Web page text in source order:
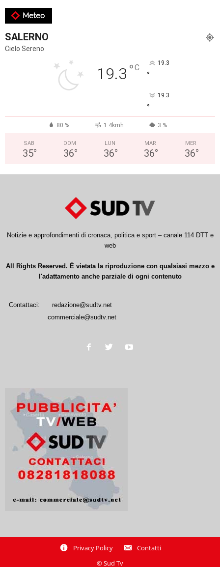
Meteo
SALERNO
Cielo Sereno
19.3 °C 19.3
°
19.3
°
80 % 1.4kmh 3 %
SAB
35°
DOM
36°
LUN
36°
MAR
36°
MER
36°
Notizie e approfondimenti di cronaca, politica e sport – canale 114 DTT e
web
All Rights Reserved. È vietata la riproduzione con qualsiasi mezzo e
l'adattamento anche parziale di ogni contenuto
Contattaci:
redazione@sudtv.net
commerciale@sudtv.net
Privacy Policy
Contatti
© Sud Tv